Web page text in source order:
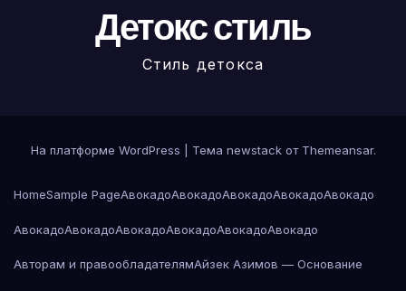
Детокс стиль
Стиль детокса
На платформе WordPress Тема newstack от Themeansar.
HomeSample PageАвокадоАвокадоАвокадоАвокадоАвокадо
АвокадоАвокадоАвокадоАвокадоАвокадоАвокадо
Авторам и правообладателямАйзек Азимов — Основание